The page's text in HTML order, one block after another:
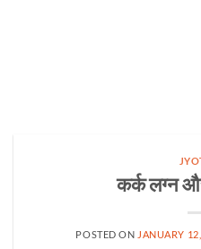
कर्क लग्न
POSTED ON JANUARY